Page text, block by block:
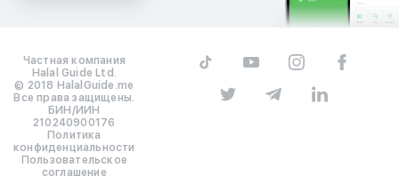
Частная компания
Halal Guide Ltd.
© 2018 HalalGuide.me
Все права защищены.
БИН/ИИН
210240900176
Политика
конфиденциальности
Пользовательское
соглашение